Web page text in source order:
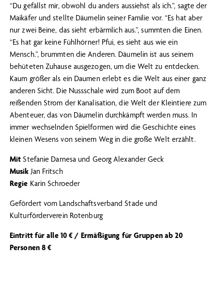
“Du gefällst mir, obwohl du anders aussiehst als ich.”, sagte der
Maikäfer und stellte Däumelin seiner Familie vor. “Es hat aber
nur zwei Beine, das sieht erbärmlich aus.”, summten die Einen.
“Es hat gar keine Fühlhörner! Pfui, es sieht aus wie ein
Mensch.”, brummten die Anderen. Däumelin ist aus seinem
behüteten Zuhause ausgezogen, um die Welt zu entdecken.
Kaum größer als ein Daumen erlebt es die Welt aus einer ganz
anderen Sicht. Die Nussschale wird zum Boot auf dem
reißenden Strom der Kanalisation, die Welt der Kleintiere zum
Abenteuer, das von Däumelin durchkämpft werden muss. In
immer wechselnden Spielformen wird die Geschichte eines
kleinen Wesens von seinem Weg in die große Welt erzählt.
Mit Stefanie Darnesa und Georg Alexander Geck
Musik Jan Fritsch
Regie Karin Schroeder
Gefördert vom Landschaftsverband Stade und
Kulturförderverein Rotenburg
Eintritt für alle 10 € / Ermäßigung für Gruppen ab 20
Personen 8 €